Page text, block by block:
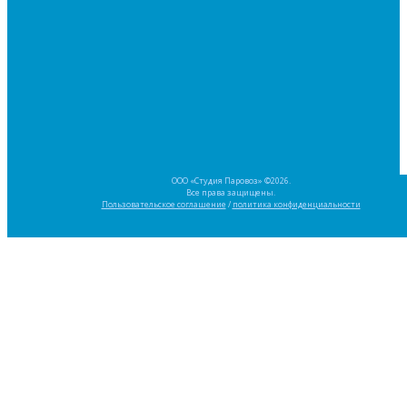
ООО «Студия Паровоз» ©2026.
Все права защищены.
Пользовательское соглашение / политика конфиденциальности